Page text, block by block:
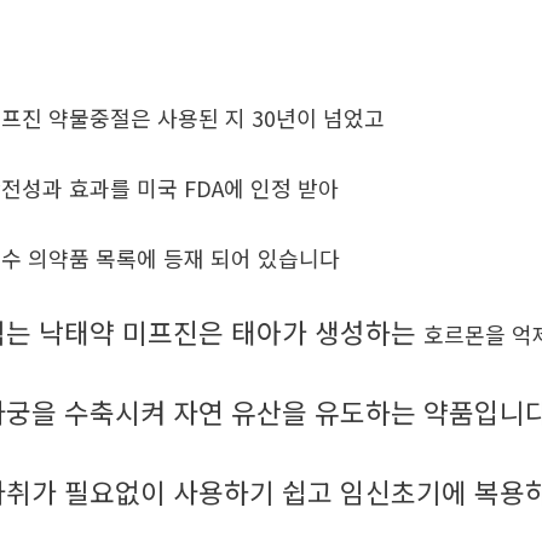
진 약물중절은 사용된 지 30년이 넘었고
성과 효과를 미국 FDA에 인정 받아
의약품 목록에 등재 되어 있습니다
낙태약 미프진은 태아가 생성하는 호르몬을 억
을 수축시켜 자연 유산을 유도하는 약품입니
가 필요없이 사용하기 쉽고 임신초기에 복용